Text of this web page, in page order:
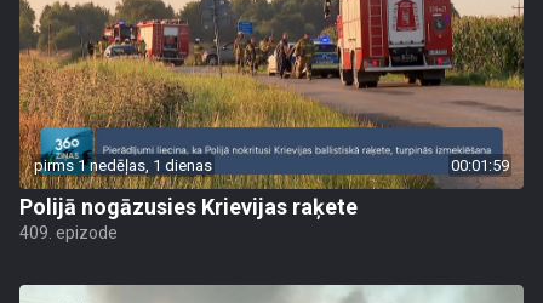
pirms 1 nedēļas, 1 dienas 00:01:59
Polijā nogāzusies Krievijas raķete
409. epizode